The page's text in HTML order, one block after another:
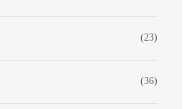
(23)
(36)